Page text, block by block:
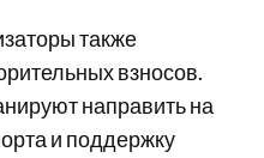
также
взносов.
направить на
и поддержку